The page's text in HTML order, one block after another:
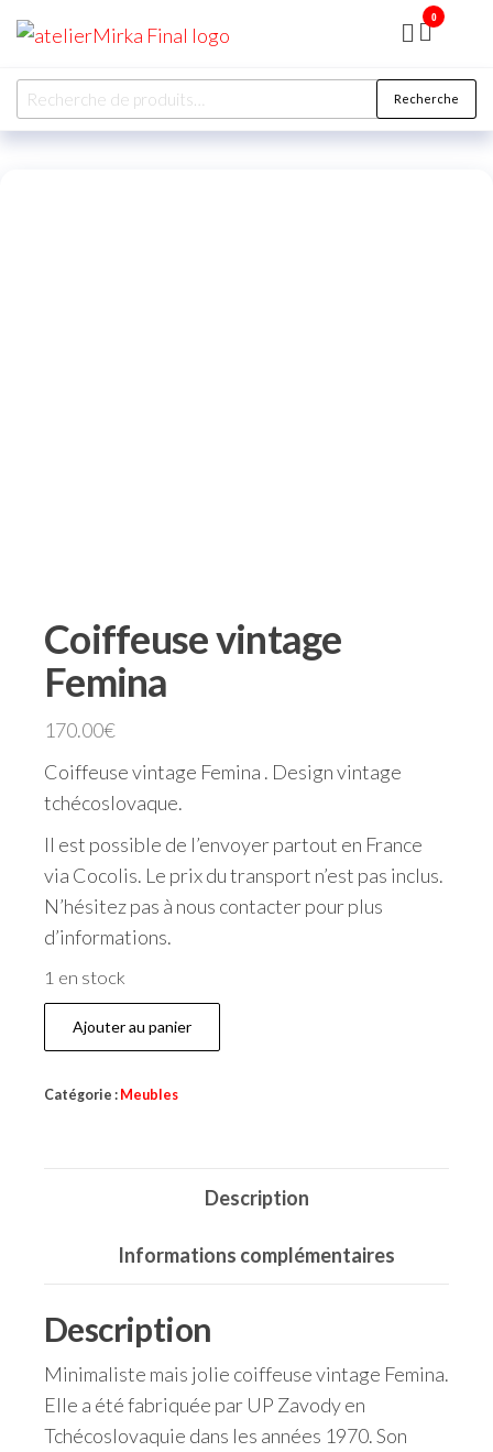
0
Recherche
Coiffeuse vintage
Femina
170.00€
Coiffeuse vintage Femina . Design vintage
tchécoslovaque.
Il est possible de l’envoyer partout en France
via Cocolis. Le prix du transport n’est pas inclus.
N’hésitez pas à nous contacter pour plus
d’informations.
1 en stock
Ajouter au panier
Catégorie : Meubles
Description
Informations complémentaires
Description
Minimaliste mais jolie coiffeuse vintage Femina.
Elle a été fabriquée par UP Zavody en
Tchécoslovaquie dans les années 1970. Son